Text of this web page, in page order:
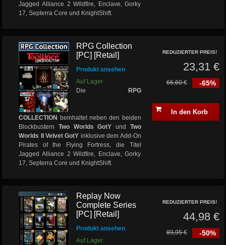
Jagged Alliance 2 Wildfire, Enclave, Gorky
17, Septerra Core und KnightShift.
RPG Collection
[PC] [Retail]
Produkt ansehen
Auf Lager
Die
RPG
COLLECTION beinhaltet neben den beiden
BlockbusternTwo Worlds GotY und Two
Worlds II Velvet GotY inklusive dem Add-On
Pirates of the Flying Fortress, die Titel
Jagged Alliance 2 Wildfire, Enclave, Gorky
17, Septerra Core und KnightShift.
REDUZIERTER PREIS!
23,31 €
-65%
66,60 €
In den Korb
Replay Now
Complete Series
[PC] [Retail]
Produkt ansehen
Auf Lager
REDUZIERTER PREIS!
44,98 €
-50%
89,95 €